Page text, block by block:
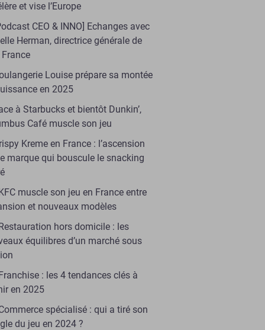
et vise l’Europe
CEO & INNO] Echanges avec
Herman, directrice générale de
France
Louise prépare sa montée
en 2025
à Starbucks et bientôt Dunkin’,
Café muscle son jeu
Kreme en France : l’ascension
marque qui bouscule le snacking
muscle son jeu en France entre
et nouveaux modèles
hors domicile : les
équilibres d’un marché sous
: les 4 tendances clés à
en 2025
spécialisé : qui a tiré son
du jeu en 2024 ?